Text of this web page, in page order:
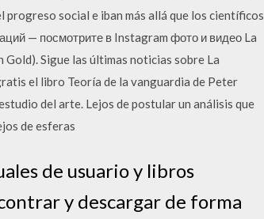
social e iban más allá que los científicos
— посмотрите в Instagram фото и видео La
Sigue las últimas noticias sobre La
el libro Teoría de la vanguardia de Peter
del arte. Lejos de postular un análisis que
de esferas
de usuario y libros
y descargar de forma